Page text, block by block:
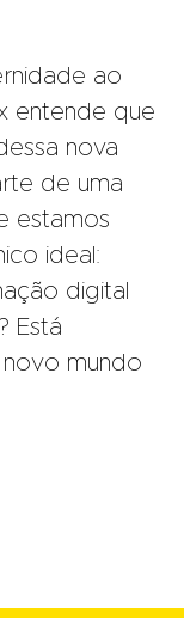
ao
entende que
nova
de uma
estamos
ideal:
digital
Está
mundo